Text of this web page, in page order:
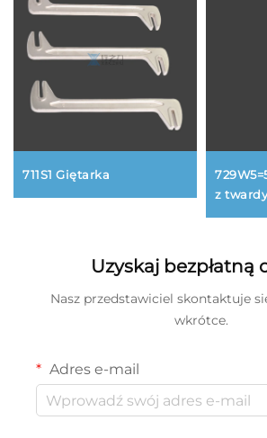
711S1 Giętarka
z
Uzyskaj bezpłatną
Nasz przedstawiciel skontaktuje
wkrótce.
Adres e-mail